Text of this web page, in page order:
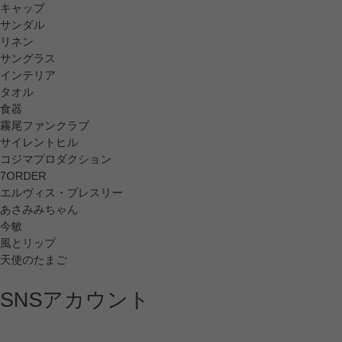
キャップ
サンダル
リネン
サングラス
インテリア
タオル
食器
霧尾ファンクラブ
サイレントヒル
コジマプロダクション
7ORDER
エルヴィス・プレスリー
あさみみちゃん
今敏
風とリップ
天使のたまご
SNSアカウント